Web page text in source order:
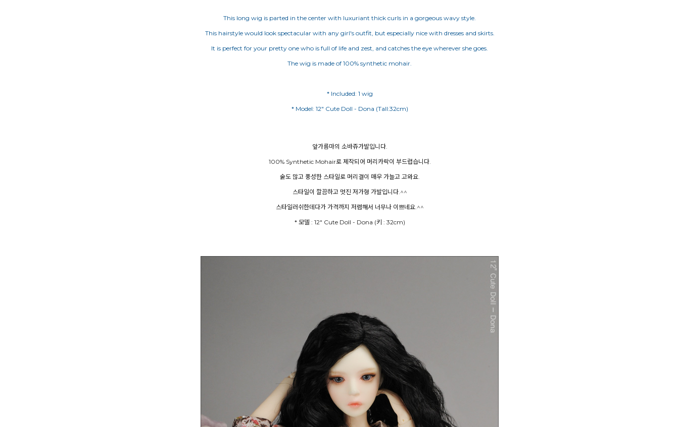
This long wig is parted in the center with luxuriant thick curls in a gorgeous wavy style.
This hairstyle would look spectacular with any girl's outfit, but especially nice with dresses and skirts.
It is perfect for your pretty one who is full of life and zest, and catches the eye wherever she goes.
The wig is made of 100% synthetic mohair.
* Included: 1 wig
* Model: 12" Cute Doll - Dona (Tall:32cm)
앞가름마의 소바쥬가발입니다.
100% Synthetic Mohair로 제작되어 머리카락이 부드럽습니다.
숱도 많고 풍성한 스타일로 머리결이 매우 가늘고 고와요.
스타일이 깔끔하고 멋진 저가형 가발입니다.^^
스타일러쉬한데다가 가격까지 저렴해서 너무나 이쁘네요.^^
* 모델 : 12" Cute Doll - Dona (키 : 32cm)